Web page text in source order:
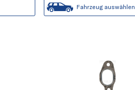
Fahrzeug auswählen